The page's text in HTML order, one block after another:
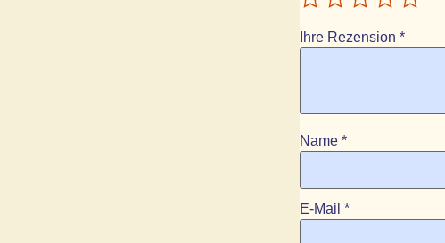
Ihre Rezension *
Name *
E-Mail *